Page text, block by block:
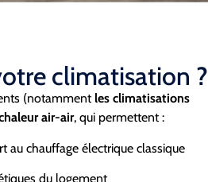
climatisation ?
(notamment les climatisations
air-air, qui permettent :
au chauffage électrique classique
du logement